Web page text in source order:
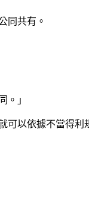
同共有。
。」
可以依據不當得利